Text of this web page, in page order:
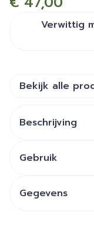
Verwittig
Bekijk alle
Beschrijving
Gebruik
Gegevens